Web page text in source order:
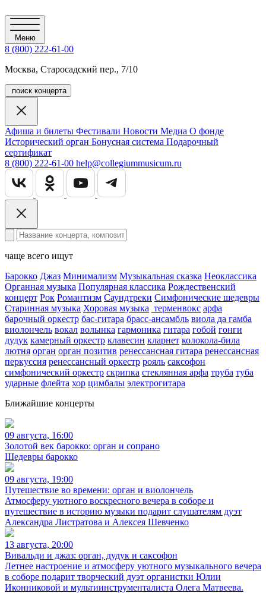
Меню
8 (800) 222-61-00
Москва, Старосадский пер., 7/10
поиск концерта
Афиша и билеты Фестивали Новости Медиа О фонде
Исторический орган Бонусная система Подарочный
сертификат
8 (800) 222-61-00 help@collegiummusicum.ru
чаще всего ищут
Барокко Джаз Минимализм Музыкальная сказка Неоклассика
Органная музыка Популярная классика Рождественский
концерт Рок Романтизм Саундтреки Симфонические шедевры
Старинная музыка Хоровая музыка терменвокс арфа
барочный оркестр бас-гитара брасс-ансамбль виола да гамба
виолончель вокал волынка гармоника гитара гобой гонги
дудук камерный оркестр клавесин кларнет колокола-била
лютня орган орган позитив ренессансная гитара ренессансная
перкуссия ренессансный оркестр рояль саксофон
симфонический оркестр скрипка стеклянная арфа труба туба
ударные флейта хор цимбалы электрогитара
Ближайшие концерты
09 августа, 16:00
Золотой век барокко: орган и сопрано
Шедевры барокко
09 августа, 19:00
Путешествие во времени: орган и виолончель
Атмосферу уютного воскресного вечера в соборе и
путешествие в историю музыки подарит слушателям дуэт
Александра Листратова и Алексея Шевченко
13 августа, 20:00
Вивальди и джаз: орган, дудук и саксофон
Летнее настроение и атмосферу уютного музыкального вечера
в соборе подарит творческий дуэт органистки Юлии
Иконниковой и мультиинструменталиста Олега Матвеева.